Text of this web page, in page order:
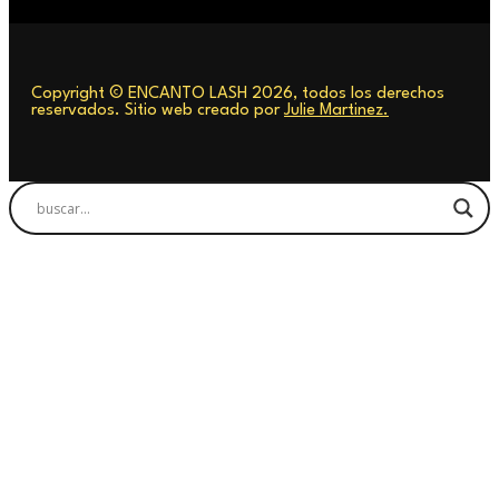
Copyright © ENCANTO LASH 2026, todos los derechos
reservados. Sitio web creado por Julie Martinez.